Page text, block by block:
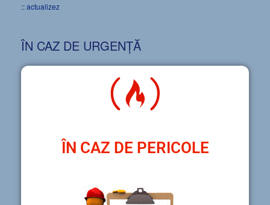
:: actualizez
ÎN CAZ DE URGENȚĂ
ÎN CAZ DE PERICOLE